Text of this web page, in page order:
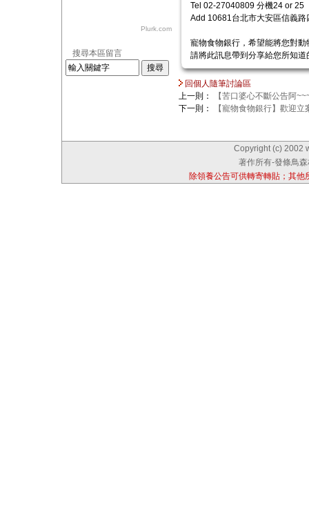
Plurk.com
搜尋本區留言
Tel 02-27040809 分機24 or 25
Add 10681台北市大安區信義
寵物食物銀行，希望能將您對
請將此訊息帶到分享給您所知道
回個人隨筆討論區
上一則：
【苦口婆心不斷公告阿
下一則：
【寵物食物銀行】歡迎立
Copyright (c) 2002
著作所有-發條鳥
除領養公告可供轉寄轉貼；其